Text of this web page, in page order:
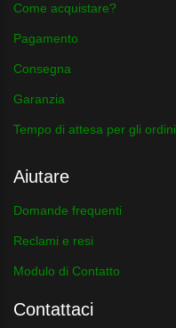
Come acquistare?
Pagamento
Consegna
Garanzia
Tempo di attesa per gli ordini
Aiutare
Domande frequenti
Reclami e resi
Modulo di Contatto
Contattaci